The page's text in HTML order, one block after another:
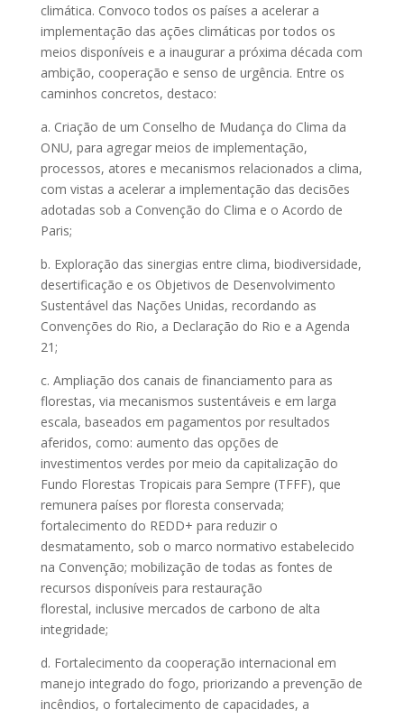
climática. Convoco todos os países a acelerar a
implementação das ações climáticas por todos os
meios disponíveis e a inaugurar a próxima década com
ambição, cooperação e senso de urgência. Entre os
caminhos concretos, destaco:
a. Criação de um Conselho de Mudança do Clima da
ONU, para agregar meios de implementação,
processos, atores e mecanismos relacionados a clima,
com vistas a acelerar a implementação das decisões
adotadas sob a Convenção do Clima e o Acordo de
Paris;
b. Exploração das sinergias entre clima, biodiversidade,
desertificação e os Objetivos de Desenvolvimento
Sustentável das Nações Unidas, recordando as
Convenções do Rio, a Declaração do Rio e a Agenda
21;
c. Ampliação dos canais de financiamento para as
florestas, via mecanismos sustentáveis e em larga
escala, baseados em pagamentos por resultados
aferidos, como: aumento das opções de
investimentos verdes por meio da capitalização do
Fundo Florestas Tropicais para Sempre (TFFF), que
remunera países por floresta conservada;
fortalecimento do REDD+ para reduzir o
desmatamento, sob o marco normativo estabelecido
na Convenção; mobilização de todas as fontes de
recursos disponíveis para restauração
florestal, inclusive mercados de carbono de alta
integridade;
d. Fortalecimento da cooperação internacional em
manejo integrado do fogo, priorizando a prevenção de
incêndios, o fortalecimento de capacidades, a